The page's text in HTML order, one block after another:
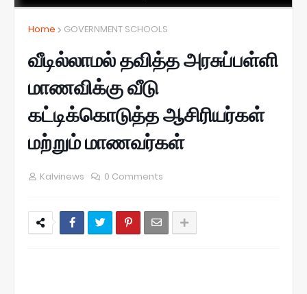
Home GOVERNMENT SCHOOLS
வீடில்லாமல் தவித்த அரசுப்பள்ளி
மாணவிக்கு வீடு
கட்டிக்கொடுத்த ஆசிரியர்கள்
மற்றும் மாணவர்கள்
Kalvinews 0 Comments